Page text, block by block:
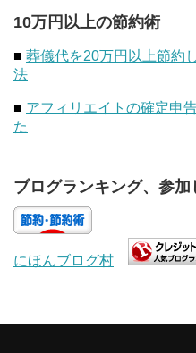
10万円以上の節約術
■ 葬儀代を20万円以上節約
法
■ アフィリエイトの確定申
た
ブログランキング、参加
にほんブログ村